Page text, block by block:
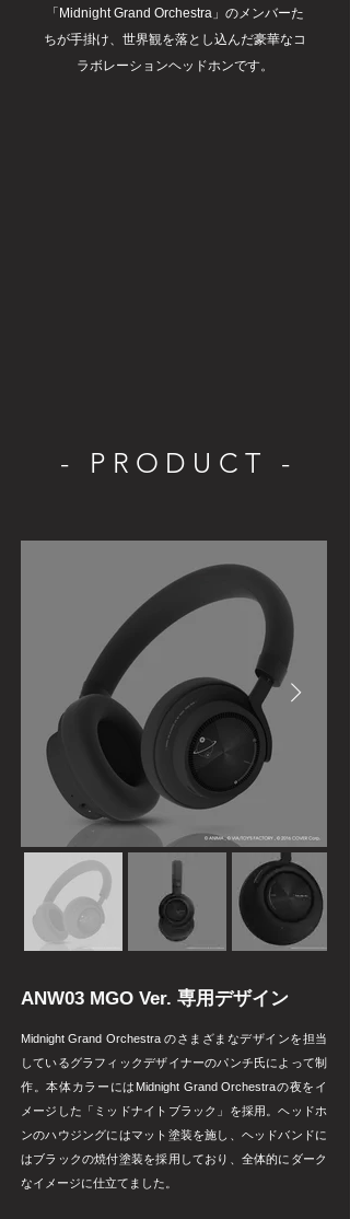
「Midnight Grand Orchestra」のメンバーた
ちが手掛け、世界観を落とし込んだ豪華なコ
ラボレーションヘッドホンです。
- PRODUCT -
ANW03 MGO Ver. 専用デザイン
Midnight Grand Orchestra のさまざまなデザインを担当
しているグラフィックデザイナーのパンチ氏によって制
作。本体カラーにはMidnight Grand Orchestraの夜をイ
メージした「ミッドナイトブラック」を採用。ヘッドホ
ンのハウジングにはマット塗装を施し、ヘッドバンドに
はブラックの焼付塗装を採用しており、全体的にダーク
なイメージに仕立てました。